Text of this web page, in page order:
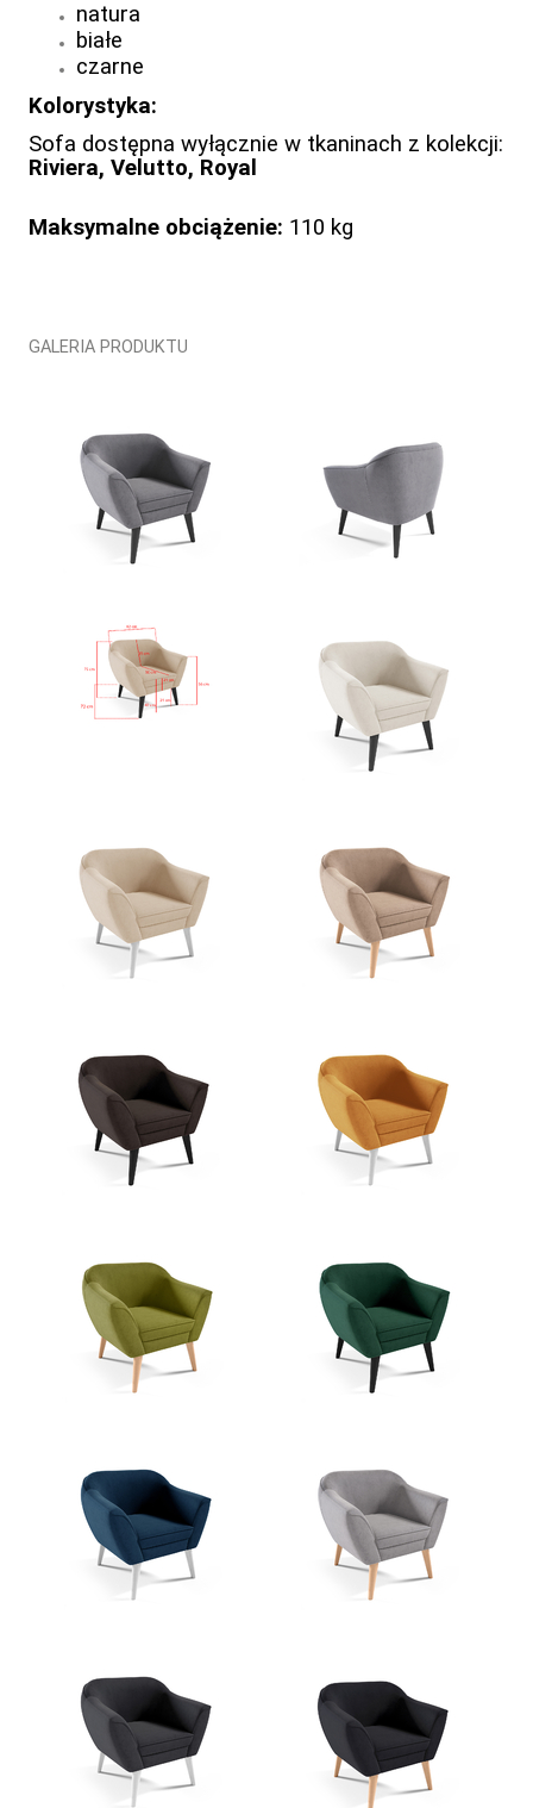
natura
białe
czarne
Kolorystyka:
Sofa dostępna wyłącznie w tkaninach z kolekcji:
Riviera, Velutto, Royal
Maksymalne obciążenie: 110 kg
GALERIA PRODUKTU